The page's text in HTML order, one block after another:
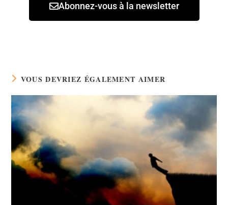
Abonnez-vous à la newsletter
VOUS DEVRIEZ ÉGALEMENT AIMER